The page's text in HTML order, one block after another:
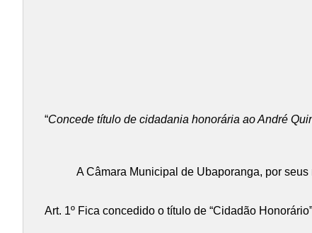
“Concede título de cidadania honorária ao André
A Câmara Municipal de Ubaporanga, por seus
Art. 1º Fica concedido o título de “Cidadão